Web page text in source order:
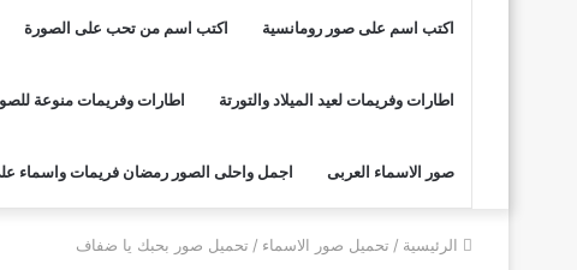
اكتب اسم على صور رومانسية اكتب اسم من تحب على الصورة
اطارات وفريمات لعيد الميلاد والتورتة اطارات وفريمات منوعة
صور الاسماء العربى اجمل واحلى الصور رمضان فريمات واسماء
الرئيسية / تحميل صور الاسماء / تحميل صور بحبك يا ضفاف